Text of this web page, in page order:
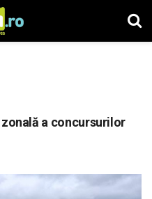
zonală a concursurilor